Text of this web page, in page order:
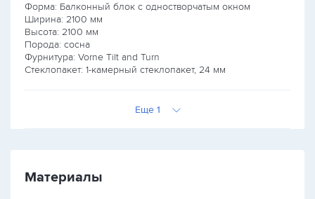
Форма: Балконный блок с одностворчатым окном
Ширина: 2100 мм
Высота: 2100 мм
Порода: сосна
Фурнитура: Vorne Tilt and Turn
Стеклопакет: 1-камерный стеклопакет, 24 мм
Еще 1
Материалы